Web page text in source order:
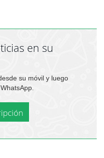
en su
su móvil y luego